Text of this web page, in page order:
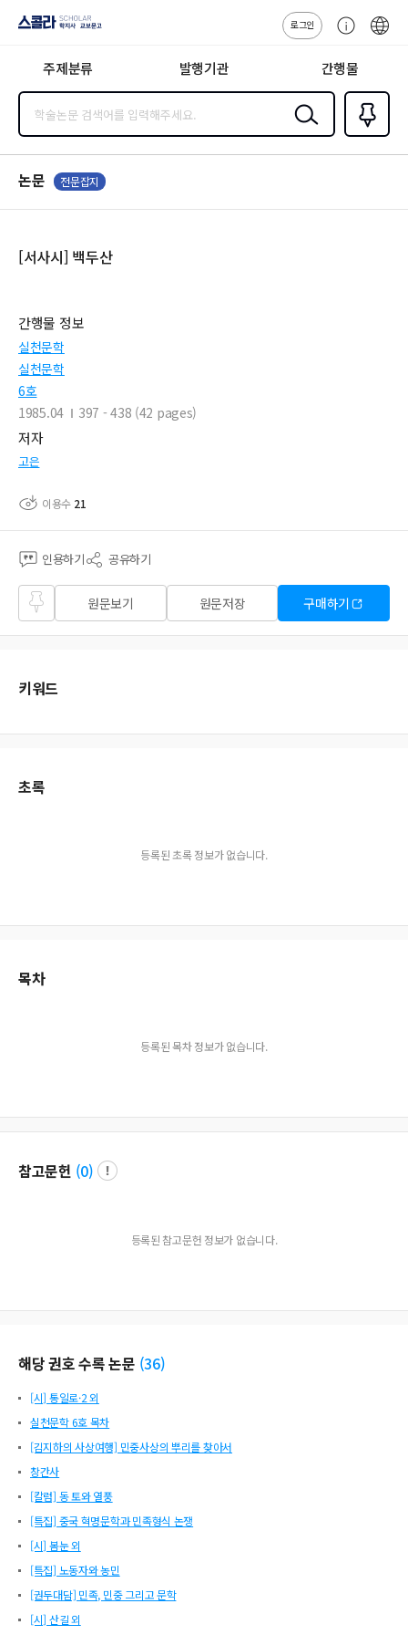
지사·교보문고
로그인
센
주제분류 발행기관 간행물
검색
즐겨찾
기0
논문 전문잡지
[서사시] 백두산
간행물 정보
실천문학
실천문학
6호
1985.04
397 - 438 (42 pages)
저자
고은
이용수 21
인용하기 공유하기
즐겨
찾기
원문보기 원문저장 구매하기
키워드
초록
등록된 초록 정보가 없습니다.
목차
등록된 목차 정보가 없습니다.
참고문헌 (0)
등록된 참고문헌 정보가 없습니다.
해당 권호 수록 논문 (36)
[시] 통일로·2 외
실천문학 6호 목차
[김지하의 사상여행] 민중사상의 뿌리를 찾아서
창간사
[칼럼] 동 토와 열풍
[특집] 중국 혁명문학과 민족형식 논쟁
[시] 봄눈 외
[특집] 노동자와 농민
[권두대담] 민족, 민중 그리고 문학
[시] 산길 외